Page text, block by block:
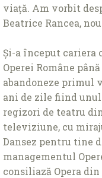
viaţă. Am vorbit
Beatrice Rancea,
Și-a început cariera
Operei Române
abandoneze primul
ani de zile fiind
regizori de teatru
televiziune, cu
Dansez pentru tine
managementul
consiliază Opera